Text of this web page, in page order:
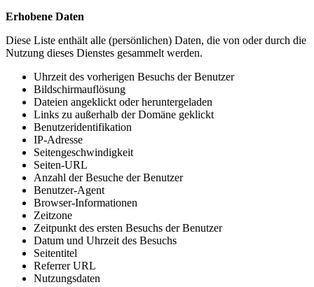
Erhobene Daten
Diese Liste enthält alle (persönlichen) Daten, die von oder durch die
Nutzung dieses Dienstes gesammelt werden.
Uhrzeit des vorherigen Besuchs der Benutzer
Bildschirmauflösung
Dateien angeklickt oder heruntergeladen
Links zu außerhalb der Domäne geklickt
Benutzeridentifikation
IP-Adresse
Seitengeschwindigkeit
Seiten-URL
Anzahl der Besuche der Benutzer
Benutzer-Agent
Browser-Informationen
Zeitzone
Zeitpunkt des ersten Besuchs der Benutzer
Datum und Uhrzeit des Besuchs
Seitentitel
Referrer URL
Nutzungsdaten